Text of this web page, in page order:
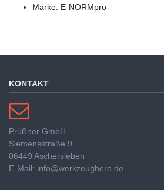
Marke: E-NORMpro
KONTAKT
Prüßner GmbH
Siemensstraße 9
06449 Aschersleben
E-Mail: info@werkzeughero.de